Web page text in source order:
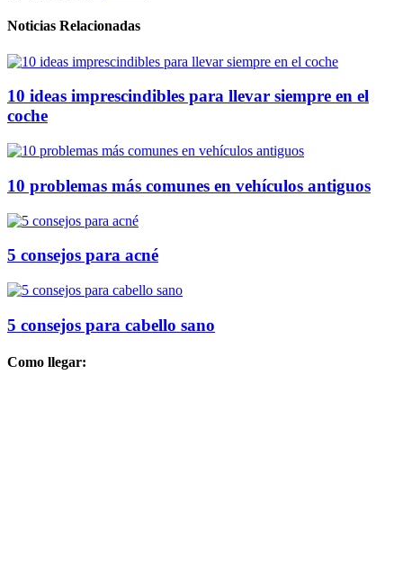
Noticias Relacionadas
10 ideas imprescindibles para llevar siempre en el
coche
10 problemas más comunes en vehículos antiguos
5 consejos para acné
5 consejos para cabello sano
Como llegar: